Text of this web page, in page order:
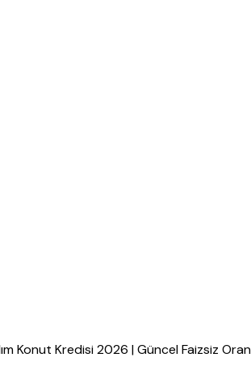
Konut Kredisi 2026 | Güncel Faizsiz